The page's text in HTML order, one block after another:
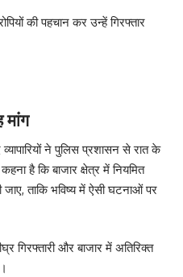
की पहचान कर उन्हें गिरफ्तार
मांग
ने पुलिस प्रशासन से रात के
है कि बाजार क्षेत्र में नियमित
ताकि भविष्य में ऐसी घटनाओं पर
गिरफ्तारी और बाजार में अतिरिक्त